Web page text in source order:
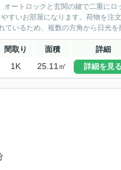
ートロックと玄関の鍵で二重にロ
すいお部屋になります。荷物を注
ているため、複数の方角から日光を
間取り 面積 詳細
1K 25.11㎡ 詳細を見る